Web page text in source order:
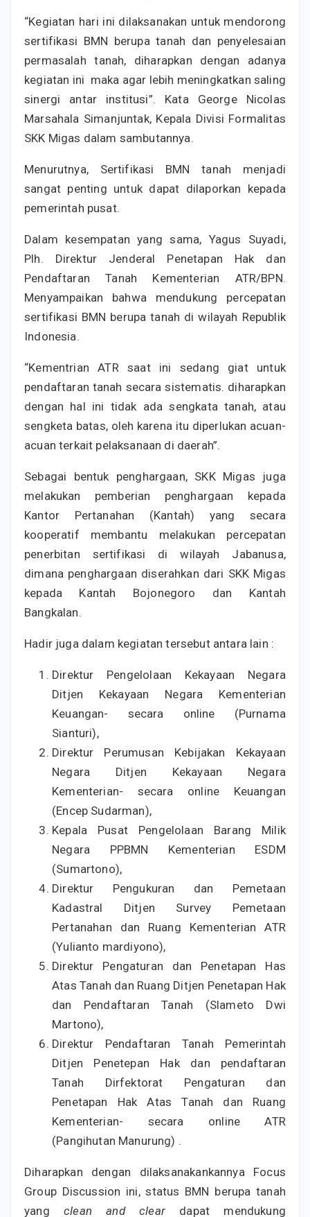
“Kegiatan hari ini dilaksanakan untuk mendorong
sertifikasi BMN berupa tanah dan penyelesaian
permasalah tanah, diharapkan dengan adanya
kegiatan ini maka agar lebih meningkatkan saling
sinergi antar institusi”. Kata George Nicolas
Marsahala Simanjuntak, Kepala Divisi Formalitas
SKK Migas dalam sambutannya.
Menurutnya, Sertifikasi BMN tanah menjadi
sangat penting untuk dapat dilaporkan kepada
pemerintah pusat.
Dalam kesempatan yang sama, Yagus Suyadi,
Plh. Direktur Jenderal Penetapan Hak dan
Pendaftaran Tanah Kementerian ATR/BPN.
Menyampaikan bahwa mendukung percepatan
sertifikasi BMN berupa tanah di wilayah Republik
Indonesia.
“Kementrian ATR saat ini sedang giat untuk
pendaftaran tanah secara sistematis. diharapkan
dengan hal ini tidak ada sengkata tanah, atau
sengketa batas, oleh karena itu diperlukan acuan-
acuan terkait pelaksanaan di daerah”.
Sebagai bentuk penghargaan, SKK Migas juga
melakukan pemberian penghargaan kepada
Kantor Pertanahan (Kantah) yang secara
kooperatif membantu melakukan percepatan
penerbitan sertifikasi di wilayah Jabanusa,
dimana penghargaan diserahkan dari SKK Migas
kepada Kantah Bojonegoro dan Kantah
Bangkalan.
Hadir juga dalam kegiatan tersebut antara lain :
Direktur Pengelolaan Kekayaan Negara
Ditjen Kekayaan Negara Kementerian
Keuangan- secara online (Purnama
Sianturi),
Direktur Perumusan Kebijakan Kekayaan
Negara Ditjen Kekayaan Negara
Kementerian- secara online Keuangan
(Encep Sudarman),
Kepala Pusat Pengelolaan Barang Milik
Negara PPBMN Kementerian ESDM
(Sumartono),
Direktur Pengukuran dan Pemetaan
Kadastral Ditjen Survey Pemetaan
Pertanahan dan Ruang Kementerian ATR
(Yulianto mardiyono),
Direktur Pengaturan dan Penetapan Has
Atas Tanah dan Ruang Ditjen Penetapan Hak
dan Pendaftaran Tanah (Slameto Dwi
Martono),
Direktur Pendaftaran Tanah Pemerintah
Ditjen Penetepan Hak dan pendaftaran
Tanah Dirfektorat Pengaturan dan
Penetapan Hak Atas Tanah dan Ruang
Kementerian- secara online ATR
(Pangihutan Manurung) .
Diharapkan dengan dilaksanakankannya Focus
Group Discussion ini, status BMN berupa tanah
yangclean and cleardapat mendukung